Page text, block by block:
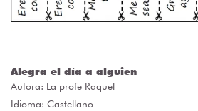
Alegra el día a alguien
Autora: La profe Raquel
Idioma: Castellano